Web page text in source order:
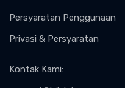
Persyaratan Penggunaan
Privasi & Persyaratan
Kontak Kami: